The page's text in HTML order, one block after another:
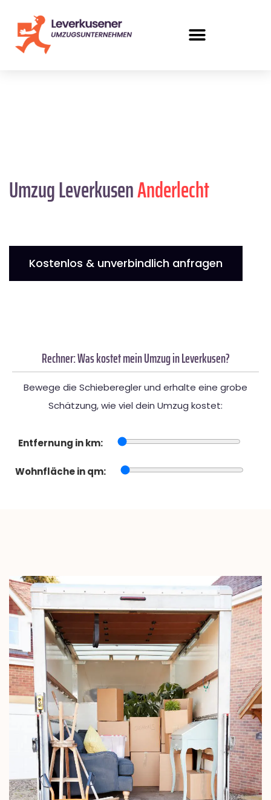
Umzug LeverkusenAnderlecht
Kostenlos & unverbindlich anfragen
Rechner: Was kostet mein Umzug in Leverkusen?
Bewege die Schieberegler und erhalte eine grobe
Schätzung, wie viel dein Umzug kostet:
Entfernung in km:
Wohnfläche in qm: